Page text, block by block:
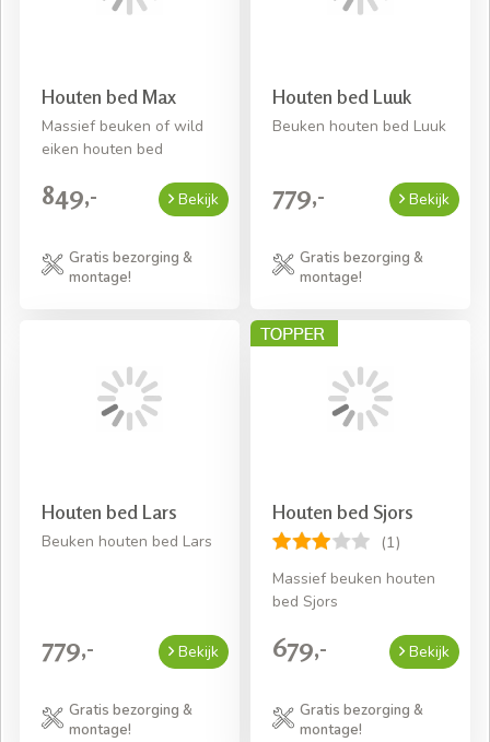
Houten bed Max
Massief beuken of wild
eiken houten bed
849,- Bekijk
Gratis bezorging &
montage!
Houten bed Luuk
Beuken houten bed Luuk
779,- Bekijk
Gratis bezorging &
montage!
Houten bed Lars
Beuken houten bed Lars
779,- Bekijk
Gratis bezorging &
montage!
Houten bed Sjors
(1)
Massief beuken houten
bed Sjors
679,- Bekijk
Gratis bezorging &
montage!